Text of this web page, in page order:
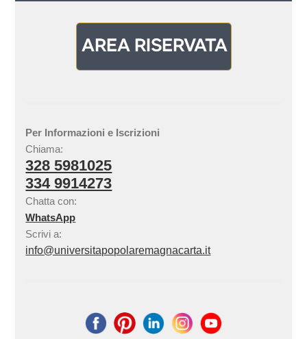
Per Informazioni e Iscrizioni
Chiama:
328 5981025
334 9914273
Chatta con:
WhatsApp
Scrivi a:
info@universitapopolaremagnacarta.it